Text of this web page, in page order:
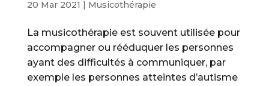
20 Mar 2021 | Musicothérapie
La musicothérapie est souvent utilisée pour
accompagner ou rééduquer les personnes
ayant des difficultés à communiquer, par
exemple les personnes atteintes d’autisme